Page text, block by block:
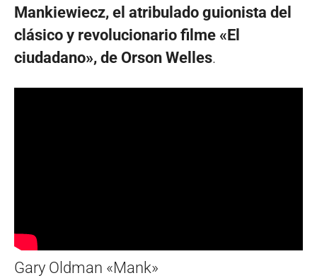
Mankiewiecz, el atribulado guionista del
clásico y revolucionario filme «El
ciudadano», de Orson Welles.
Gary Oldman «Mank»